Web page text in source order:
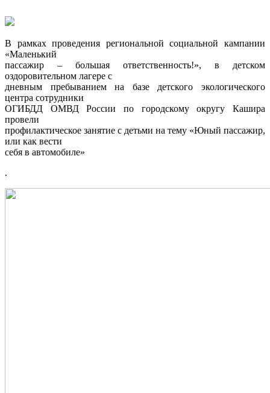
В рамках проведения региональной социальной кампании
«Маленький
пассажир – большая ответственность!», в детском
оздоровительном лагере с
дневным пребыванием на базе детского экологического
центра сотрудники
ОГИБДД ОМВД России по городскому округу Кашира
провели
профилактическое занятие с детьми на тему «Юный пассажир,
или как вести
себя в автомобиле»
.